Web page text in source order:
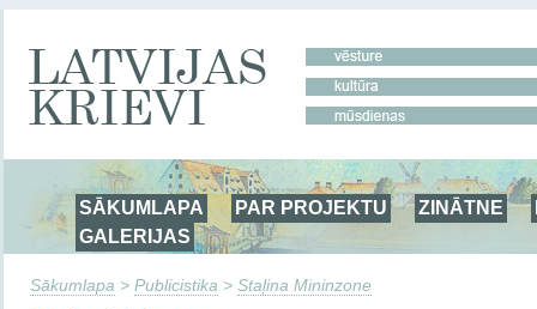
SĀKUMLAPA PAR PROJEKTU ZINĀTNE
GALERIJAS
Sākumlapa > Publicistika > Staļina Mininzone